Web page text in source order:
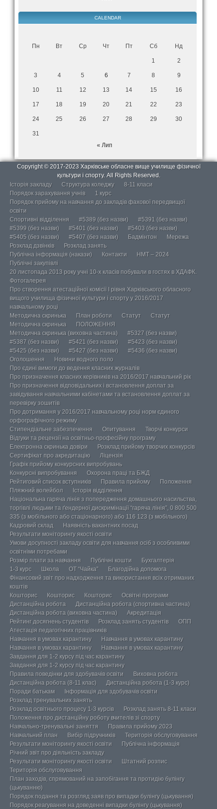
CALENDAR
Пн Вт Ср Чт Пт Сб Нд
1 2
3 4 5 6 7 8 9
10 11 12 13 14 15 16
17 18 19 20 21 22 23
24 25 26 27 28 29 30
31
« Лип
Copyright © 2017-2023 Харківське обласне вище училище фізичної
культури і спорту. All Rights Reserved.
Історія закладу
Структура коледжу
8-11 класи
Порядок зарахування учнів
1 курс
Порядок прийому на навчання до закладів фахової передвищої
освіти
Спортивні відділення
#5389 (без назви)
#5391 (без назви)
#5399 (без назви)
#5401 (без назви)
#5403 (без назви)
#5405 (без назви)
#5407 (без назви) Бадмінтон
Мережа
Розклад дзвінків
Розклад занять
Публічна інформація (накази)
Контакти
НМТ – 2024
Публічні закупівлі
20 листопада 2013 року учні 10-х класів побували в гостях в ХДАФК.
Фотогалерея
Про створення атестаційної комісії І рівня Харківського обласного
вищого училища фізичної культури і спорту у 2016/2017
навчальному році
Методична скринька
План роботи Статут
Статут
Методична скринька
ПОЛОЖЕННЯ
Методична скринька (виховна частина)
#5327 (без назви)
#5387 (без назви)
#5421 (без назви)
#5423 (без назви)
#5425 (без назви)
#5427 (без назви)
#5436 (без назви)
Оголошення
Новини водного поло
Про єдині вимоги до ведення класних журналів
Про призначення класних керівників на 2016/2017 навчальний рік
Про призначення відповідальних і встановлення доплат за
завідування навчальними кабінетами та встановлення доплат за
перевірку зошитів
Про дотримання у 2016/2017 навчальному році норм єдиного
орфографічного режиму
Стипендіальне забезпечення
Опитування
Творчі конкурси
Відгуки та рецензії на освітньо-професійну програму
Електронна скринька довіри
Розклад прийому творчих конкурсів
Сертифікат про акредитацію
Ліцензія
Графік прийому конкурсних випробувань
Конкурсні випробування
Охорона праці та БЖД
Рейтиговий список вступників
Правила прийому
Положення
Пляжний волейбол
Історія відділення
Національна гаряча лінія з попередження домашнього насильства,
торгівлі людьми та ґендерної дискримінації “гаряча лінія”, 0 800 500
335 (з мобільного або стаціонарного) або 116 123 (з мобільного)
Кадровий склад
Наявність вакантних посад
Результати моніторингу якості освіти
Умови досупності закладу освіти для навчання осіб з особливими
освітніми потребами
Розмір плати за навчання
Публічні кошти
Бухгалтерія
1-3 курс
Школа ОТ “Чайка”
Благодійна допомога
Фінансовий звіт про надходження та використання всіх отриманих
коштів
Кошторис
Кошторис Кошторис
Освітні програми
Дистанційна робота
Дистанційна робота (спортивна частина)
Дистанційна робота (виховна частина)
Акредитація
Рейтинг досягнень студентів
Розклад занять студентів
ОПП
Атестація педагогічних працівників
Навчання в умовах карантину
Навчання в умовах карантину
Навчання в умовах карантину
Навчання в умовах карантину
Завдання для 1-2 курсу під час карантину
Завдання для 1-2 курсу під час карантину
Правила поведінки для здобувачів освіти
Виховна робота
Дистанційна робота (8-11 клас)
Дистанційна робота (1-3 курс)
Поради батькам
Інформація для здобувачів освіти
Розклад тренувальних занять
Розклад освітнього процесу 1-3 курсів
Розклад занять 8-11 класи
Положення про дистанційну роботу вчителів зі спорту
Навчально-тренувальні заняття
Правила прийому 2023
Навчальний план
Вибір підручників
Територія обслуговування
Результати моніторингу якості освіти
Публічна інформація
Річний звіт про діяльність закладу
Результати моніторингу якості освіти
Штатний розпис
Територія обслуговування
План заходів, спрямований на запобігання та протидію булінгу
(цькуванню)
Порядок подання та розгляд заяв про випадки булінгу (цькування)
Порядок реагування на доведенні випадки булінгу (цькування)